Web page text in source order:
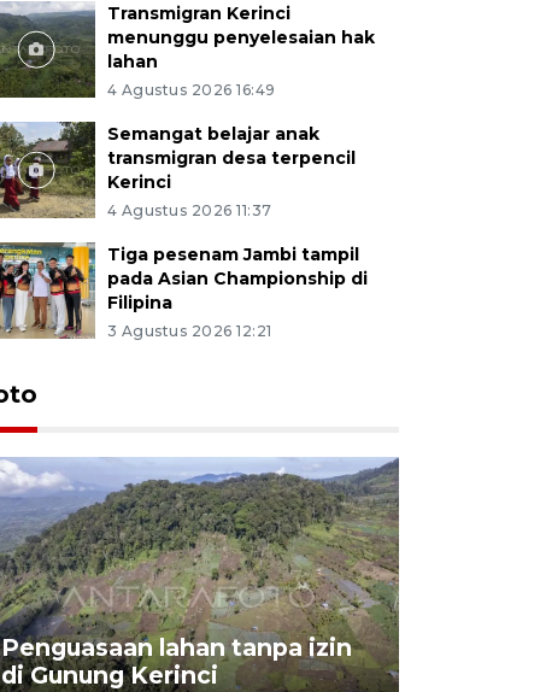
Transmigran Kerinci
menunggu penyelesaian hak
lahan
4 Agustus 2026 16:49
Semangat belajar anak
transmigran desa terpencil
Kerinci
4 Agustus 2026 11:37
Tiga pesenam Jambi tampil
pada Asian Championship di
Filipina
3 Agustus 2026 12:21
Penguasaan lahan tanpa izin
di Gunung Kerinci